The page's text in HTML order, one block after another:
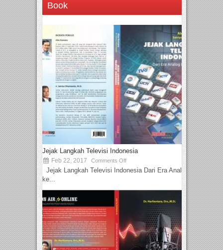
Book
Jejak Langkah Televisi Indonesia
Feb 22, 2017 Comments Off
Jejak Langkah Televisi Indonesia Dari Era Analog
ke...